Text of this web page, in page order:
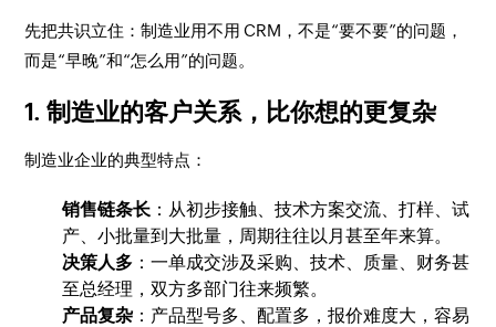
先把共识立住：制造业用不用 CRM，不是“要不要”的问题，
而是“早晚”和“怎么用”的问题。
1. 制造业的客户关系，比你想的更复杂
制造业企业的典型特点：
销售链条长 ：从初步接触、技术方案交流、打样、试
产、小批量到大批量，周期往往以月甚至年来算。
决策人多 ：一单成交涉及采购、技术、质量、财务甚
至总经理，双方多部门往来频繁。
产品复杂 ：产品型号多、配置多，报价难度大，容易